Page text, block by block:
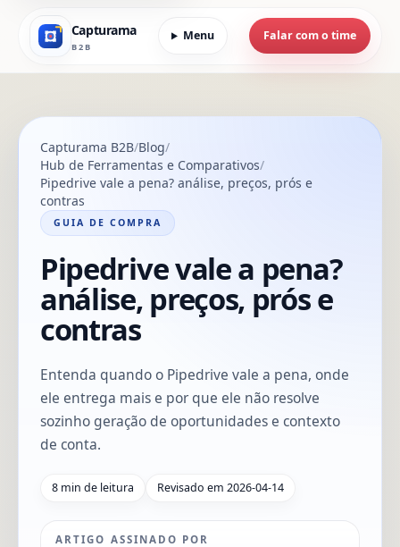
Capturama
B2B
Menu Falar com o time
Capturama B2B Blog
Hub de Ferramentas e Comparativos
Pipedrive vale a pena? análise, preços, prós e
contras
GUIA DE COMPRA
Pipedrive vale a pena?
análise, preços, prós e
contras
Entenda quando o Pipedrive vale a pena, onde
ele entrega mais e por que ele não resolve
sozinho geração de oportunidades e contexto
de conta.
8 min de leitura Revisado em 2026-04-14
ARTIGO ASSINADO POR